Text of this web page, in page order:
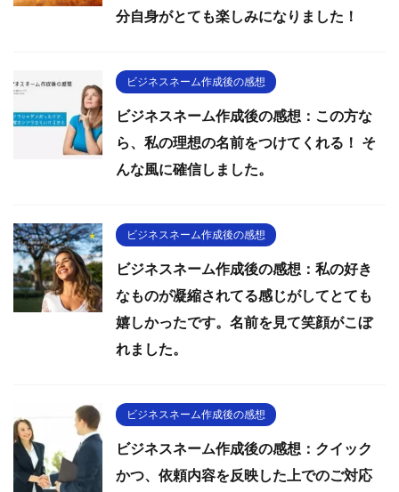
分自身がとても楽しみになりました！
ビジネスネーム作成後の感想
ビジネスネーム作成後の感想：この方な
ら、私の理想の名前をつけてくれる！ そ
んな風に確信しました。
ビジネスネーム作成後の感想
ビジネスネーム作成後の感想：私の好き
なものが凝縮されてる感じがしてとても
嬉しかったです。名前を見て笑顔がこぼ
れました。
ビジネスネーム作成後の感想
ビジネスネーム作成後の感想：クイック
かつ、依頼内容を反映した上でのご対応